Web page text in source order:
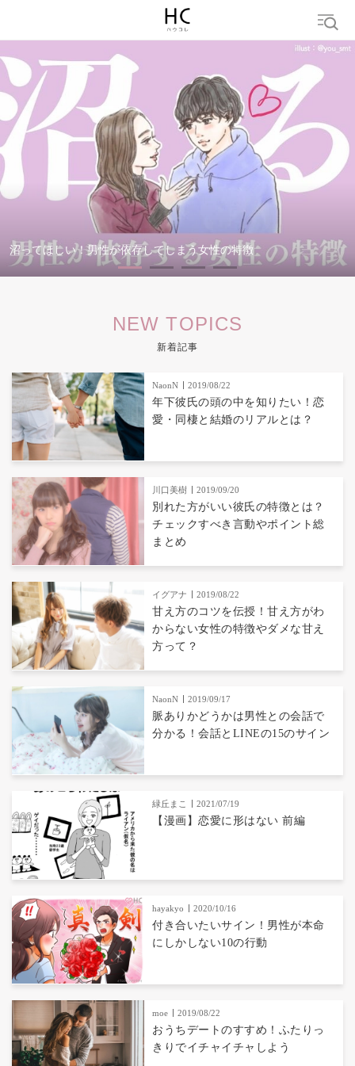
検索
トレンド ワード
セックス カップル 男の本音 モテテク 婚活
沼ってほしい！男性が依存してしまう女性の特徴
NEW TOPICS
新着記事
NaonN 2019/08/22
年下彼氏の頭の中を知りたい！恋
愛・同棲と結婚のリアルとは？
川口美樹 2019/09/20
別れた方がいい彼氏の特徴とは？
チェックすべき言動やポイント総
まとめ
イグアナ 2019/08/22
甘え方のコツを伝授！甘え方がわ
からない女性の特徴やダメな甘え
方って？
NaonN 2019/09/17
脈ありかどうかは男性との会話で
分かる！会話とLINEの15のサイン
緑丘まこ 2021/07/19
【漫画】恋愛に形はない 前編
hayakyo 2020/10/16
付き合いたいサイン！男性が本命
にしかしない10の行動
moe 2019/08/22
おうちデートのすすめ！ふたりっ
きりでイチャイチャしよう